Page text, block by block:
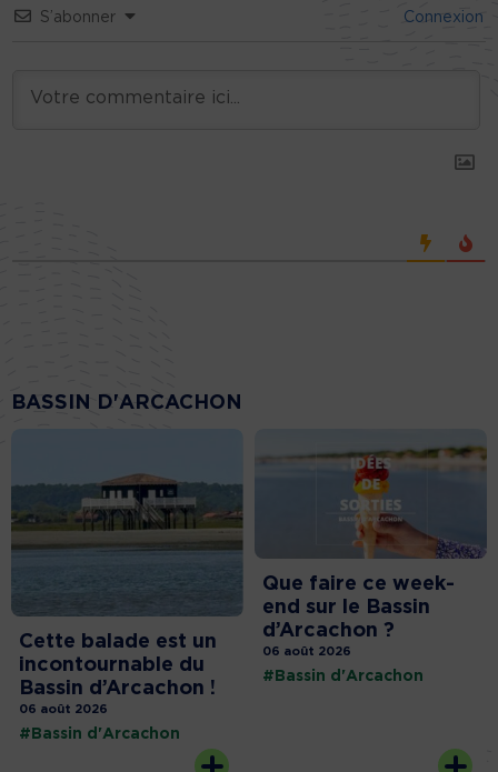
S’abonner Connexion
BASSIN D'ARCACHON
Cette balade est un
incontournable du
Bassin d’Arcachon !
06 août 2026
#Bassin d'Arcachon
Que faire ce week-
end sur le Bassin
d’Arcachon ?
06 août 2026
#Bassin d'Arcachon